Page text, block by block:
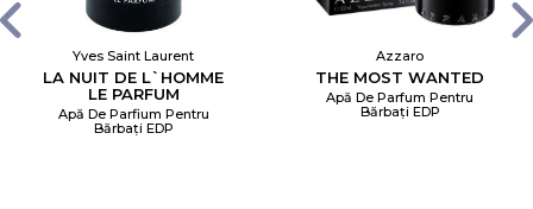
Yves Saint Laurent
LA NUIT DE L`HOMME
LE PARFUM
Apă De Parfium Pentru
Bărbați EDP
Azzaro
THE MOST WANTED
Apă De Parfum Pentru
Bărbați EDP